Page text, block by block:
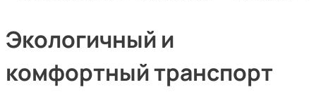
Экологичный и
комфортный транспорт